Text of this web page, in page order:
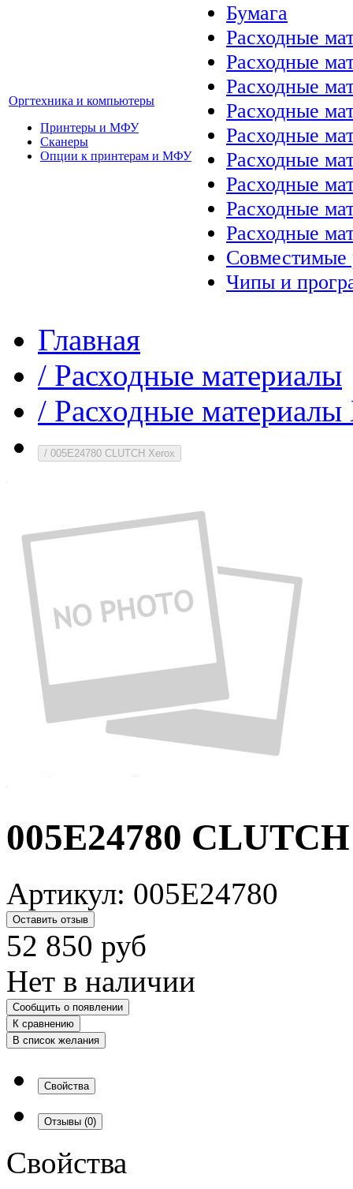
Оргтехника и компьютеры
Принтеры и МФУ
Сканеры
Опции к принтерам и МФУ
Бумага
Расходные
Расходные
Расходные
Расходные
Расходные
Расходные
Расходные
Расходные
Расходные
Совместимые
Чипы и
Главная
/ Расходные материалы
/ Расходные
/ 005E24780 CLUTCH Xerox
005E24780
Артикул: 005E24780
Оставить отзыв
52 850 руб
Нет в наличии
Сообщить о появлении
К сравнению
В список желания
Свойства
Отзывы (0)
Свойства